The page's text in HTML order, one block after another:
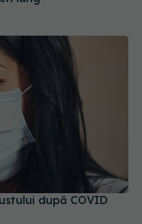
după COVID